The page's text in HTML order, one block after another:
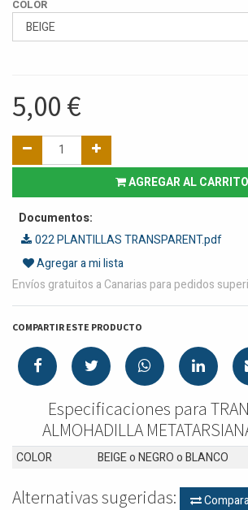
COLOR
5,00 €
AGREGAR AL CARRITO
Documentos:
022 PLANTILLAS TRANSPARENT.pdf
Agregar a mi lista
Envíos gratuitos a Canarias para pedidos
COMPARTIR ESTE PRODUCTO
Especificaciones para
ALMOHADILLA
COLOR BEIGEoNEGROoBLANCO
Alternativas sugeridas: